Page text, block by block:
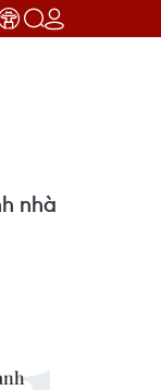
nhà